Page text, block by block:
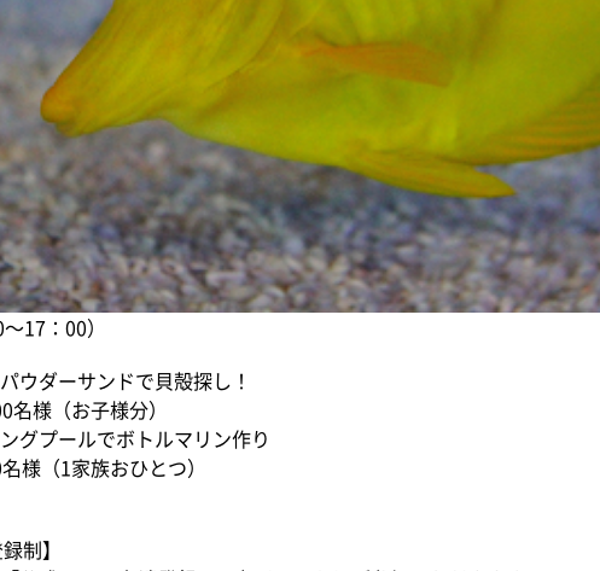
17：00）
ウダーサンドで貝殻探し！
様（お子様分）
グプールでボトルマリン作り
様（1家族おひとつ）
制】